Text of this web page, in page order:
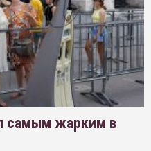
самым жарким в